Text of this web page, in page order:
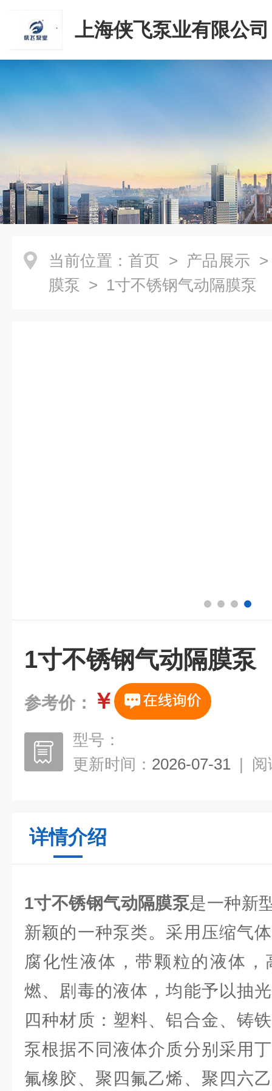
上海侠飞泵业有限公司
当前位置： 首页 > 产品展示
膜泵 > 1寸不锈钢气动隔膜泵
1寸不锈钢气动隔膜泵
参考价： ￥
型号：
更新时间： 2026-07-31 | 阅
详情介绍
1寸不锈钢气动隔膜泵是一种新
新颖的一种泵类。采用压缩气
腐化性液体，带颗粒的液体
燃、剧毒的液体，均能予以抽
四种材质：塑料、铝合金、铸
泵根据不同液体介质分别采用
氟橡胶、聚四氟乙烯、聚四六